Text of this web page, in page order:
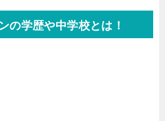
の学歴や中学校とは！